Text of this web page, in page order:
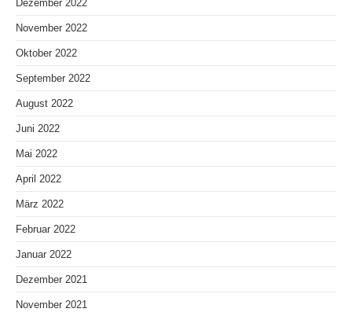
Dezember 2022
November 2022
Oktober 2022
September 2022
August 2022
Juni 2022
Mai 2022
April 2022
März 2022
Februar 2022
Januar 2022
Dezember 2021
November 2021